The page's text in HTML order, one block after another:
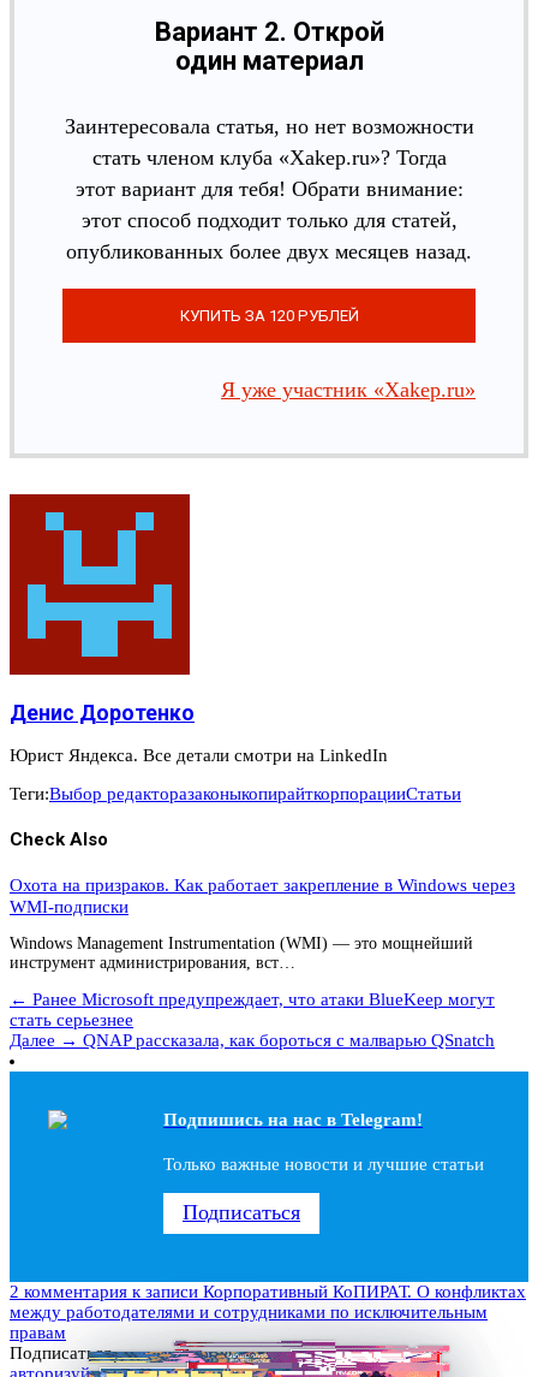
Вариант 2. Открой
один материал
Заинтересовала статья, но нет возможности
стать членом клуба «Xakep.ru»? Тогда
этот вариант для тебя! Обрати внимание:
этот способ подходит только для статей,
опубликованных более двух месяцев назад.
Я уже участник «Xakep.ru»
Денис Доротенко
Юрист Яндекса. Все детали смотри на LinkedIn
Теги:Выбор редакторазаконыкопирайткорпорацииСтатьи
Check Also
Охота на призраков. Как работает закрепление в Windows через
WMI-подписки
Windows Management Instrumentation (WMI) — это мощнейший
инструмент администрирования, вст…
← Ранее Microsoft предупреждает, что атаки BlueKeep могут
стать серьезнее
Далее → QNAP рассказала, как бороться с малварью QSnatch
Подпишись на наc в Telegram!
Только важные новости и лучшие статьи
Подписаться
2 комментария к записи Корпоративный КоПИРАТ. О конфликтах
между работодателями и сотрудниками по исключительным
правам
Подписаться
авторизуйтесь